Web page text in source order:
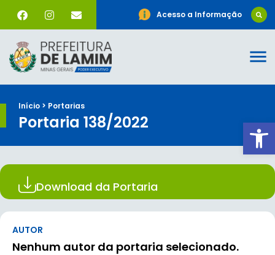
Acesso a Informação
Início > Portarias
Portaria 138/2022
Download da Portaria
AUTOR
Nenhum autor da portaria selecionado.